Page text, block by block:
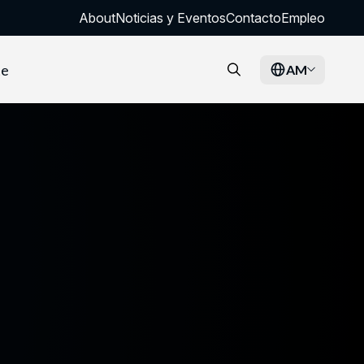
AboutNoticias y EventosContactoEmpleo
AM